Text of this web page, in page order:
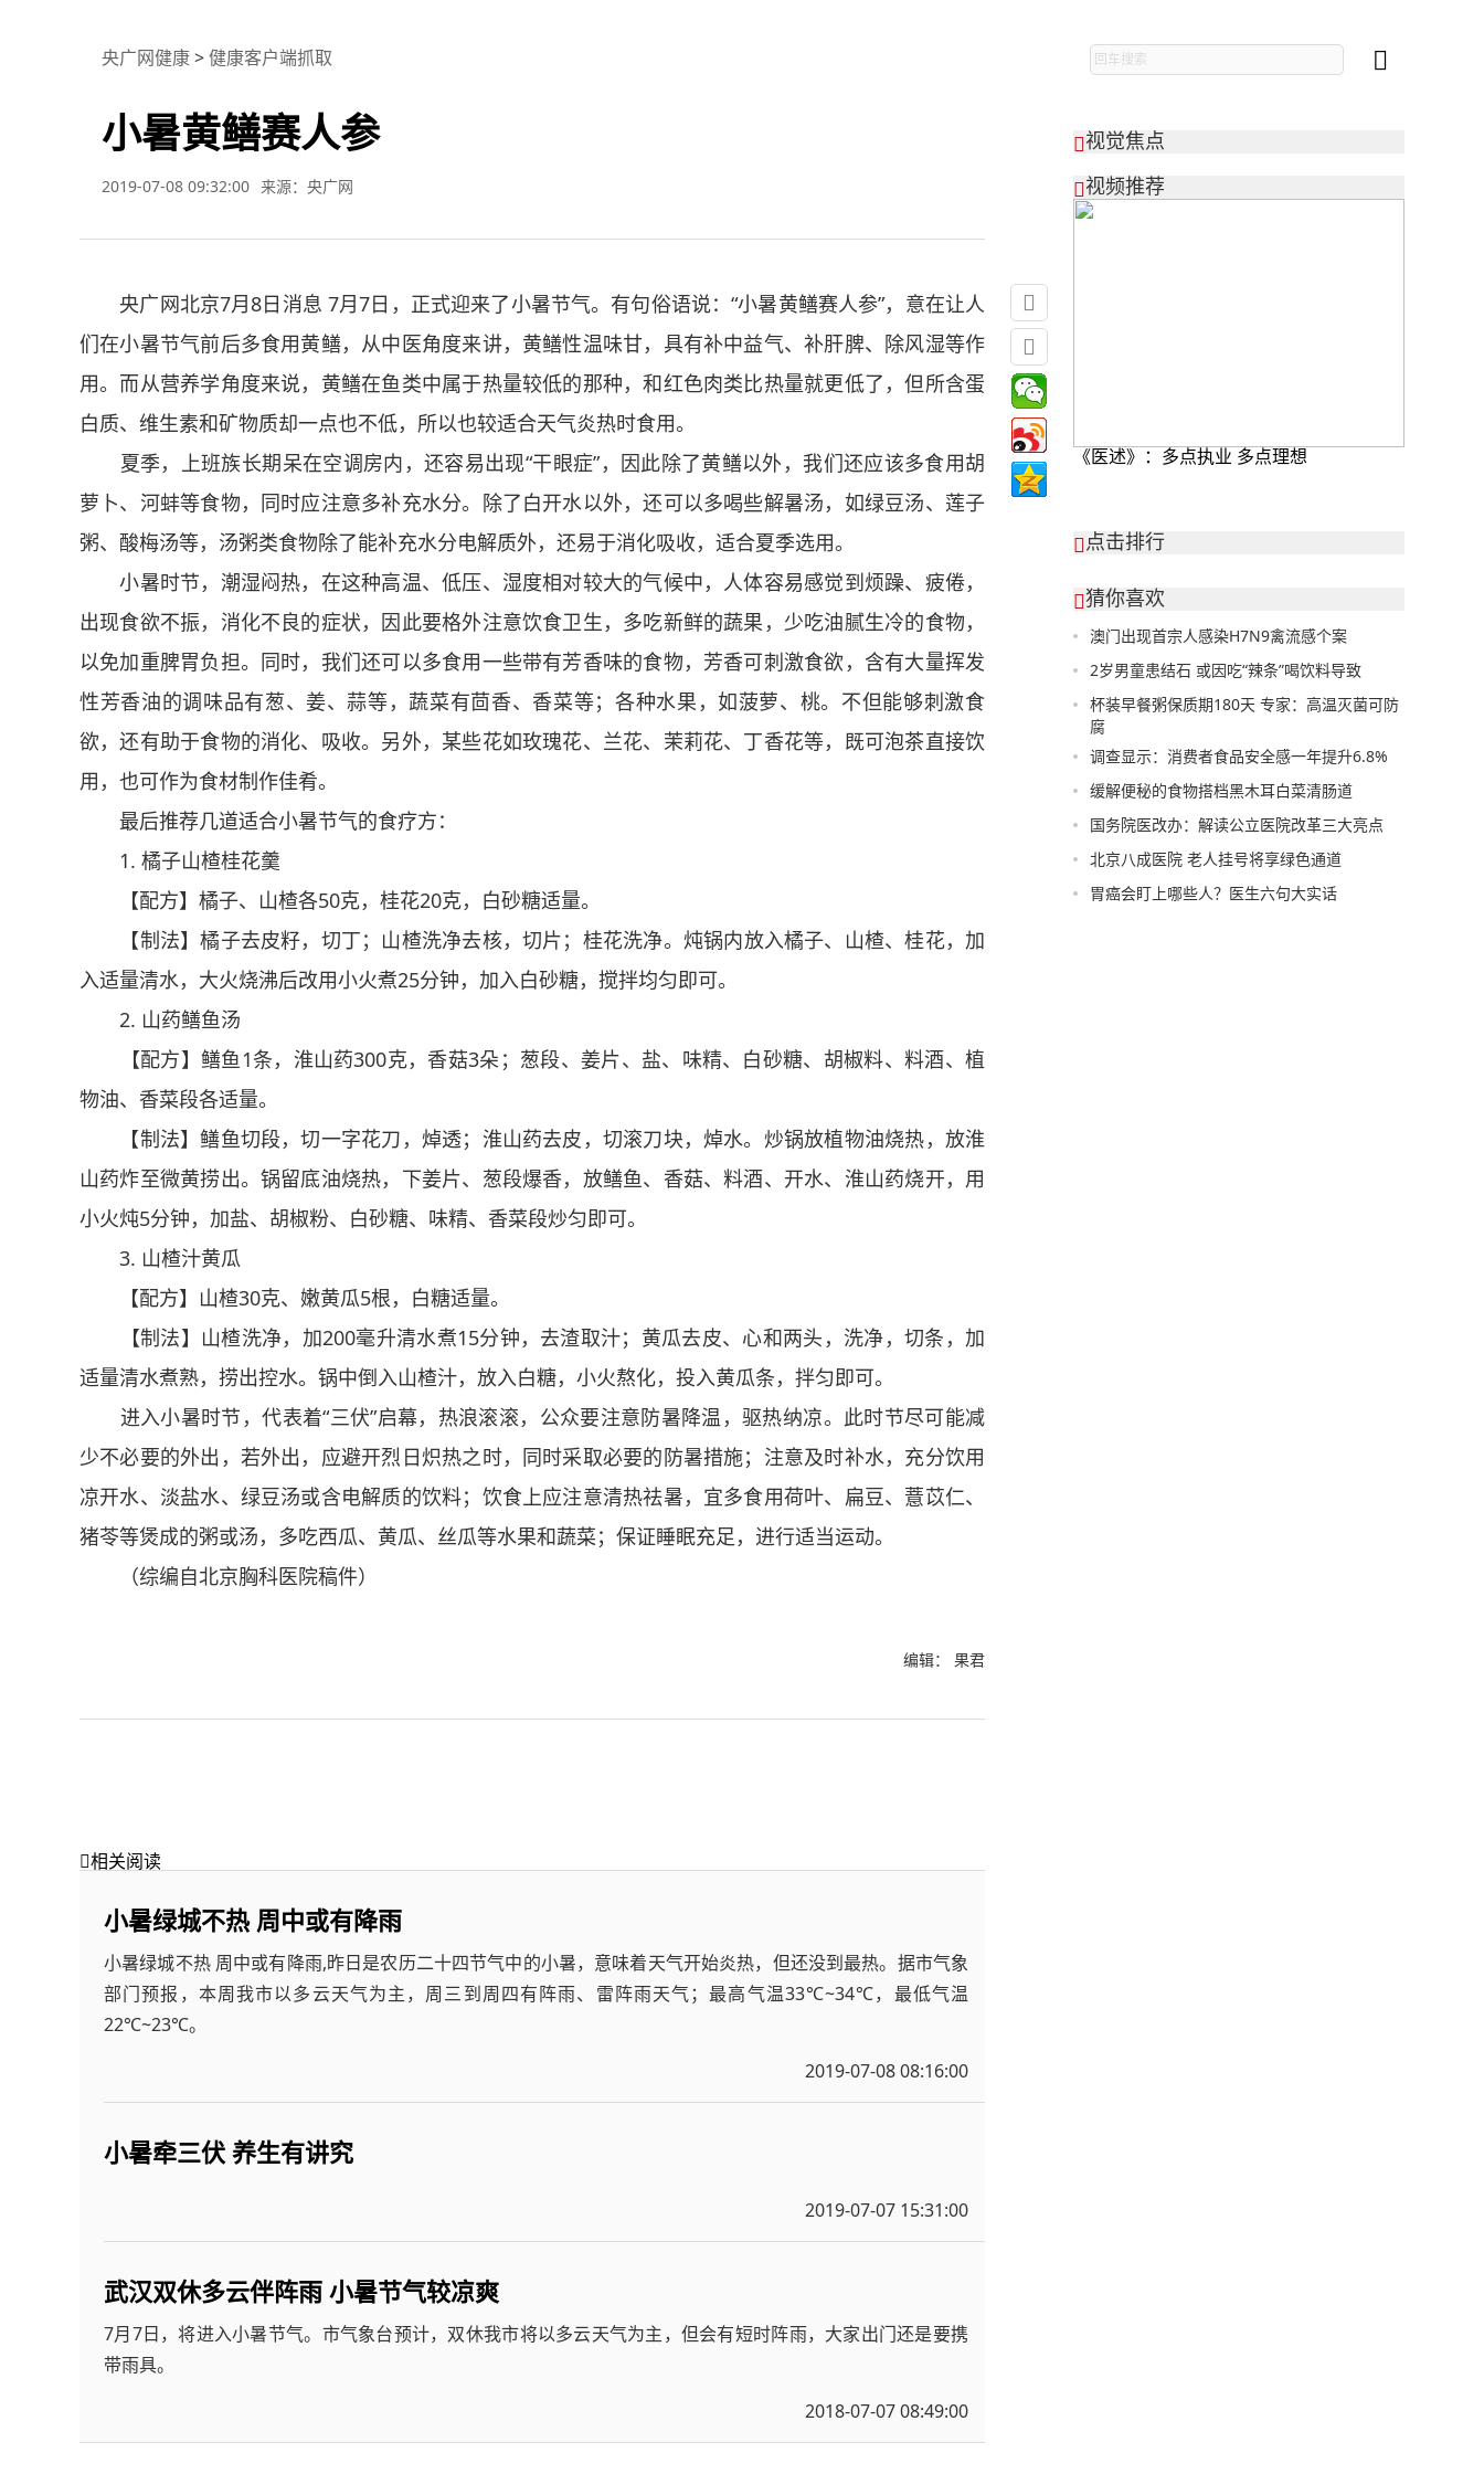
央广网健康>健康客户端抓取
小暑黄鳝赛人参
2019-07-08 09:32:00 来源：央广网
央广网北京7月8日消息 7月7日，正式迎来了小暑节气。有句俗语说：“小暑黄鳝赛人参”，意在让人
们在小暑节气前后多食用黄鳝，从中医角度来讲，黄鳝性温味甘，具有补中益气、补肝脾、除风湿等作
用。而从营养学角度来说，黄鳝在鱼类中属于热量较低的那种，和红色肉类比热量就更低了，但所含蛋
白质、维生素和矿物质却一点也不低，所以也较适合天气炎热时食用。
夏季，上班族长期呆在空调房内，还容易出现“干眼症”，因此除了黄鳝以外，我们还应该多食用胡
萝卜、河蚌等食物，同时应注意多补充水分。除了白开水以外，还可以多喝些解暑汤，如绿豆汤、莲子
粥、酸梅汤等，汤粥类食物除了能补充水分电解质外，还易于消化吸收，适合夏季选用。
小暑时节，潮湿闷热，在这种高温、低压、湿度相对较大的气候中，人体容易感觉到烦躁、疲倦，
出现食欲不振，消化不良的症状，因此要格外注意饮食卫生，多吃新鲜的蔬果，少吃油腻生冷的食物，
以免加重脾胃负担。同时，我们还可以多食用一些带有芳香味的食物，芳香可刺激食欲，含有大量挥发
性芳香油的调味品有葱、姜、蒜等，蔬菜有茴香、香菜等；各种水果，如菠萝、桃。不但能够刺激食
欲，还有助于食物的消化、吸收。另外，某些花如玫瑰花、兰花、茉莉花、丁香花等，既可泡茶直接饮
用，也可作为食材制作佳肴。
最后推荐几道适合小暑节气的食疗方：
1. 橘子山楂桂花羹
【配方】橘子、山楂各50克，桂花20克，白砂糖适量。
【制法】橘子去皮籽，切丁；山楂洗净去核，切片；桂花洗净。炖锅内放入橘子、山楂、桂花，加
入适量清水，大火烧沸后改用小火煮25分钟，加入白砂糖，搅拌均匀即可。
2. 山药鳝鱼汤
【配方】鳝鱼1条，淮山药300克，香菇3朵；葱段、姜片、盐、味精、白砂糖、胡椒料、料酒、植
物油、香菜段各适量。
【制法】鳝鱼切段，切一字花刀，焯透；淮山药去皮，切滚刀块，焯水。炒锅放植物油烧热，放淮
山药炸至微黄捞出。锅留底油烧热，下姜片、葱段爆香，放鳝鱼、香菇、料酒、开水、淮山药烧开，用
小火炖5分钟，加盐、胡椒粉、白砂糖、味精、香菜段炒匀即可。
3. 山楂汁黄瓜
【配方】山楂30克、嫩黄瓜5根，白糖适量。
【制法】山楂洗净，加200毫升清水煮15分钟，去渣取汁；黄瓜去皮、心和两头，洗净，切条，加
适量清水煮熟，捞出控水。锅中倒入山楂汁，放入白糖，小火熬化，投入黄瓜条，拌匀即可。
进入小暑时节，代表着“三伏”启幕，热浪滚滚，公众要注意防暑降温，驱热纳凉。此时节尽可能减
少不必要的外出，若外出，应避开烈日炽热之时，同时采取必要的防暑措施；注意及时补水，充分饮用
凉开水、淡盐水、绿豆汤或含电解质的饮料；饮食上应注意清热祛暑，宜多食用荷叶、扁豆、薏苡仁、
猪苓等煲成的粥或汤，多吃西瓜、黄瓜、丝瓜等水果和蔬菜；保证睡眠充足，进行适当运动。
（综编自北京胸科医院稿件）
编辑： 果君


相关阅读
小暑绿城不热 周中或有降雨
小暑绿城不热 周中或有降雨,昨日是农历二十四节气中的小暑，意味着天气开始炎热，但还没到最热。据市气象
部门预报，本周我市以多云天气为主，周三到周四有阵雨、雷阵雨天气；最高气温33℃~34℃，最低气温
22℃~23℃。
2019-07-08 08:16:00
小暑牵三伏 养生有讲究
2019-07-07 15:31:00
武汉双休多云伴阵雨 小暑节气较凉爽
7月7日，将进入小暑节气。市气象台预计，双休我市将以多云天气为主，但会有短时阵雨，大家出门还是要携
带雨具。
2018-07-07 08:49:00

视觉焦点
视频推荐
《医述》：多点执业 多点理想
点击排行
猜你喜欢
澳门出现首宗人感染H7N9禽流感个案
2岁男童患结石 或因吃“辣条”喝饮料导致
杯装早餐粥保质期180天 专家：高温灭菌可防
腐
调查显示：消费者食品安全感一年提升6.8%
缓解便秘的食物搭档黑木耳白菜清肠道
国务院医改办：解读公立医院改革三大亮点
北京八成医院 老人挂号将享绿色通道
胃癌会盯上哪些人？医生六句大实话